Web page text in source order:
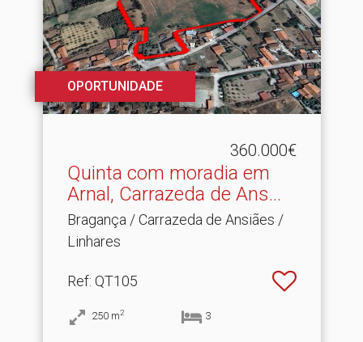
OPORTUNIDADE
360.000€
Quinta com moradia em
Arnal, Carrazeda de Ans.​..
Bragança / Carrazeda de Ansiães /
Linhares
Ref: QT105
250 m2 3